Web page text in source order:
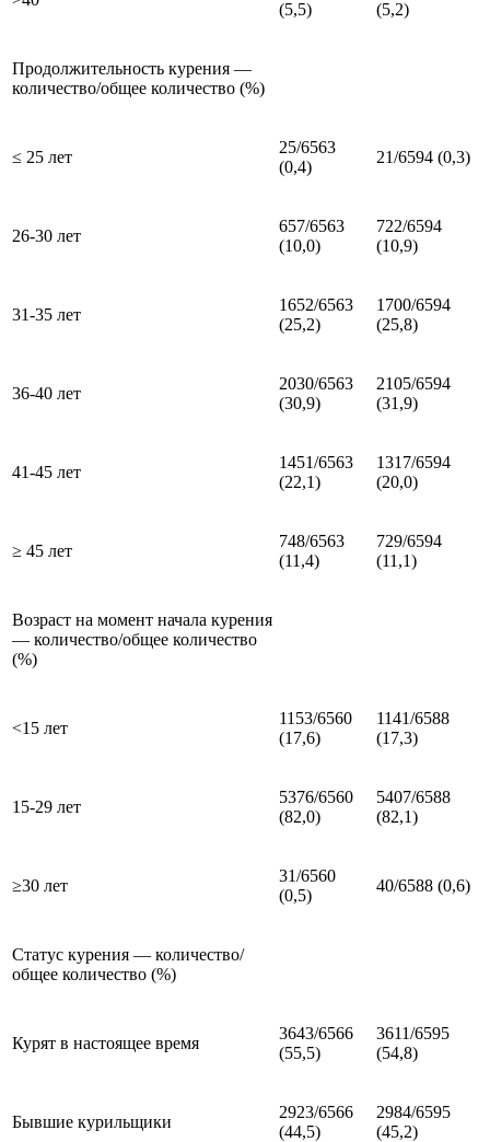
(5,5) (5,2)
Продолжительность курения —
количество/общее количество (%)
≤ 25 лет
25/6563
(0,4)
21/6594 (0,3)
26-30 лет
657/6563
(10,0)
722/6594
(10,9)
31-35 лет
1652/6563
(25,2)
1700/6594
(25,8)
36-40 лет
2030/6563
(30,9)
2105/6594
(31,9)
41-45 лет
1451/6563
(22,1)
1317/6594
(20,0)
≥ 45 лет
748/6563
(11,4)
729/6594
(11,1)
Возраст на момент начала курения
— количество/общее количество
(%)
<15 лет
1153/6560
(17,6)
1141/6588
(17,3)
15-29 лет
5376/6560
(82,0)
5407/6588
(82,1)
≥30 лет
31/6560
(0,5)
40/6588 (0,6)
Статус курения — количество/
общее количество (%)
Курят в настоящее время
3643/6566
(55,5)
3611/6595
(54,8)
Бывшие курильщики
2923/6566
(44,5)
2984/6595
(45,2)